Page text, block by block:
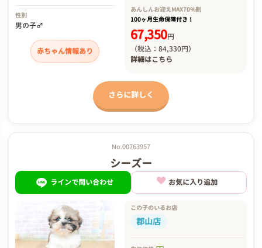
性別
男の子♂
赤ちゃん情報あり
あんしんお迎えMAX70%割
100ヶ月生命保障付き！
67,350円
（税込：84,330円）
詳細はこちら
さらに詳しく
No.00763957
シーズー
ラインで問い合わせ お気に入り追加
この子のいるお店
郡山店